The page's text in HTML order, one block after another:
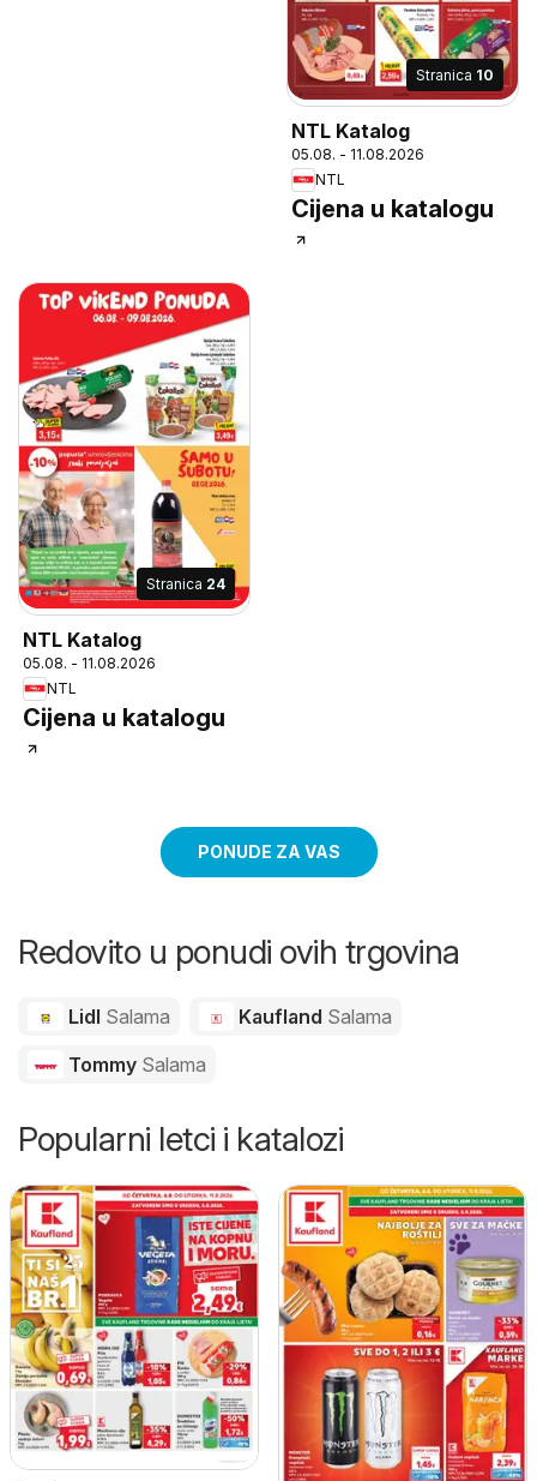
Stranica 10
NTL Katalog
05.08. - 11.08.2026
NTL
Cijena u katalogu
Stranica 24
NTL Katalog
05.08. - 11.08.2026
NTL
Cijena u katalogu
PONUDE ZA VAS
Redovito u ponudi ovih trgovina
Lidl Salama Kaufland Salama
Tommy Salama
Popularni letci i katalozi